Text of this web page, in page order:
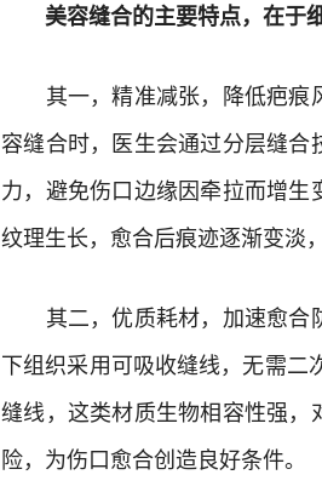
美容缝合的主要特点，在于细
其一，精准减张，降低疤痕
容缝合时，医生会通过分层缝
力，避免伤口边缘因牵拉而增
纹理生长，愈合后痕迹逐渐变淡
其二，优质耗材，加速愈合
下组织采用可吸收缝线，无需二
缝线，这类材质生物相容性强
险，为伤口愈合创造良好条件。